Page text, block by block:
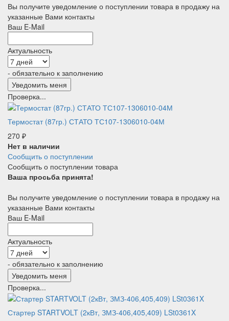
Вы получите уведомление о поступлении товара в продажу на
указанные Вами контакты
Ваш E-Mail
Актуальность
- обязательно к заполнению
Проверка...
Термостат (87гр.) СТАТО ТС107-1306010-04М
270 ₽
Нет в наличии
Сообщить о поступлении
Сообщить о поступлении товара
Ваша просьба принята!
Вы получите уведомление о поступлении товара в продажу на
указанные Вами контакты
Ваш E-Mail
Актуальность
- обязательно к заполнению
Проверка...
Стартер STARTVOLT (2кВт, ЗМЗ-406,405,409) LSt0361X